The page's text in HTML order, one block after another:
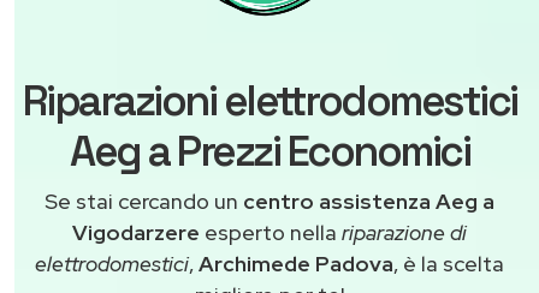
Riparazioni elettrodomestici
Aeg a Prezzi Economici
Se stai cercando un centro assistenza Aeg a
Vigodarzere esperto nella riparazione di
elettrodomestici,Archimede Padova, è la scelta